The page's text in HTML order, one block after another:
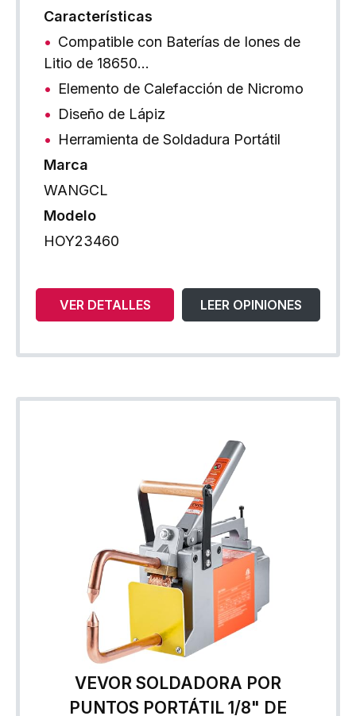
Características
Compatible con Baterías de Iones de
Litio de 18650…
Elemento de Calefacción de Nicromo
Diseño de Lápiz
Herramienta de Soldadura Portátil
Marca
WANGCL
Modelo
HOY23460
VER DETALLES LEER OPINIONES
VEVOR SOLDADORA POR
PUNTOS PORTÁTIL 1/8" DE